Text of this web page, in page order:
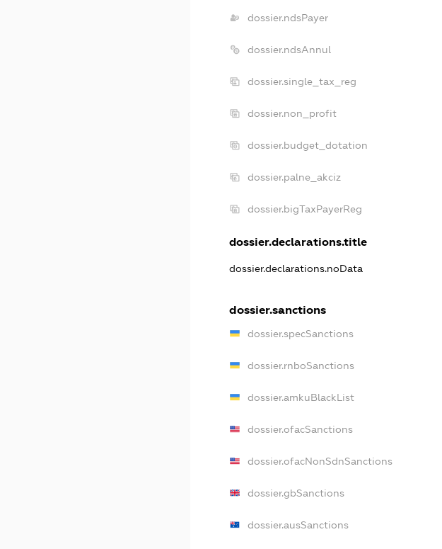
dossier.ndsPayer
dossier.ndsAnnul
dossier.single_tax_reg
dossier.non_profit
dossier.budget_dotation
dossier.palne_akciz
dossier.bigTaxPayerReg
dossier.declarations.title
dossier.declarations.noData
dossier.sanctions
dossier.specSanctions
dossier.rnboSanctions
dossier.amkuBlackList
dossier.ofacSanctions
dossier.ofacNonSdnSanctions
dossier.gbSanctions
dossier.ausSanctions